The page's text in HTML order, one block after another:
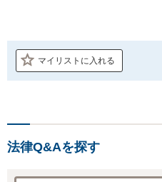
マイリストに入れる
法律Q&Aを探す